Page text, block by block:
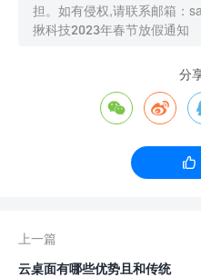
担。如有侵权,请联系邮箱：
揪科技2023年春节放假通知
分
 

上一篇
云桌面有哪些优势且和传统